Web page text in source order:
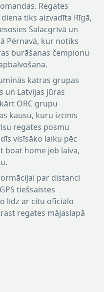
Regates
tiks aizvadīta Rīgā,
Salacgrīvā un
Pērnavā, kur notiks
burāšanas čempionu
katras grupas
un Latvijas jūras
ORC grupu
kausu, kuru izcīnīs
regates posmu
visīsāko laiku pēc
boat home jeb laiva,
par distanci
tiešsaistes
līdz ar citu oficiālo
regates mājaslapā